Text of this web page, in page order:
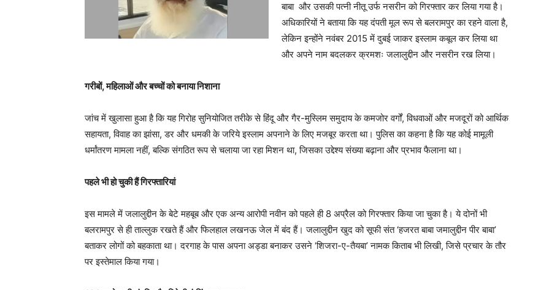
बाबा और उसकी पत्नी नीतू उर्फ नसरीन को गिरफ्तार कर लिया गया है।
अधिकारियों ने बताया कि यह दंपती मूल रूप से बलरामपुर का रहने वाला है,
लेकिन इन्होंने नवंबर 2015 में दुबई जाकर इस्लाम कबूल कर लिया था
और अपने नाम बदलकर क्रमशः जलालुद्दीन और नसरीन रख लिया।
गरीबों, महिलाओं और बच्चों को बनाया निशाना
जांच में खुलासा हुआ है कि यह गिरोह सुनियोजित तरीके से हिंदू और गैर-मुस्लिम समुदाय के कमजोर वर्गों, विधवाओं और मजदूरों को आर्थिक
सहायता, विवाह का झांसा, डर और धमकी के जरिये इस्लाम अपनाने के लिए मजबूर करता था। पुलिस का कहना है कि यह कोई मामूली
धर्मांतरण मामला नहीं, बल्कि संगठित रूप से चलाया जा रहा मिशन था, जिसका उद्देश्य संख्या बढ़ाना और प्रभाव फैलाना था।
पहले भी हो चुकी हैं गिरफ्तारियां
इस मामले में जलालुद्दीन के बेटे महबूब और एक अन्य आरोपी नवीन को पहले ही 8 अप्रैल को गिरफ्तार किया जा चुका है। ये दोनों भी
बलरामपुर से ही ताल्लुक रखते हैं और फिलहाल लखनऊ जेल में बंद हैं। जलालुद्दीन खुद को सूफी संत ‘हजरत बाबा जमालुद्दीन पीर बाबा’
बताकर लोगों को बहकाता था। दरगाह के पास अपना अड्डा बनाकर उसने ‘शिजरा-ए-तैयबा’ नामक किताब भी लिखी, जिसे प्रचार के तौर
पर इस्तेमाल किया गया।